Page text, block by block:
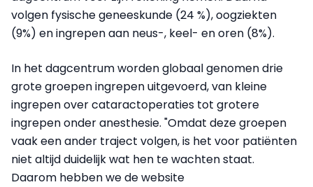
volgen fysische geneeskunde (24 %), oogziekten
(9%) en ingrepen aan neus-, keel- en oren (8%).
In het dagcentrum worden globaal genomen drie
grote groepen ingrepen uitgevoerd, van kleine
ingrepen over cataractoperaties tot grotere
ingrepen onder anesthesie. "Omdat deze groepen
vaak een ander traject volgen, is het voor patiënten
niet altijd duidelijk wat hen te wachten staat.
Daarom hebben we de website